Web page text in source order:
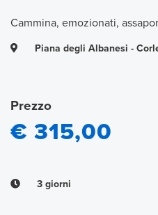
Cammina, emozionati,
Piana degli Albanesi -
Prezzo
€ 315,00
3 giorni